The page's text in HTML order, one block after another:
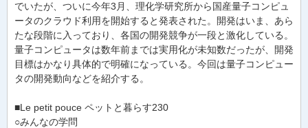
でいたが、ついに今年3月、理化学研究所から国産量子コンピュ
ータのクラウド利用を開始すると発表された。開発はいま、あら
たな段階に入っており、各国の開発競争が一段と激化している。
量子コンピュータは数年前までは実用化が未知数だったが、開発
目標はかなり具体的で明確になっている。今回は量子コンピュー
タの開発動向などを紹介する。
■Le petit pouce ペットと暮らす230
○みんなの学問